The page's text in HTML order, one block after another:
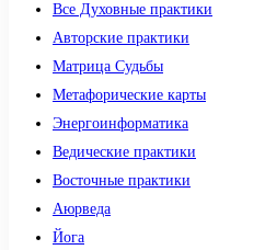
Все Духовные практики
Авторские практики
Матрица Судьбы
Метафорические карты
Энергоинформатика
Ведические практики
Восточные практики
Аюрведа
Йога